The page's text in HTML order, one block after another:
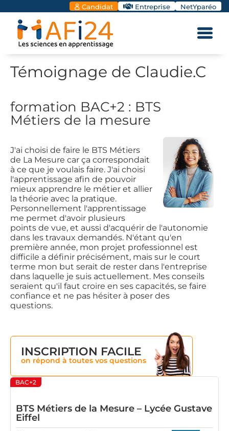
Candidat Entreprise NetYparéo
Témoignage de Claudie.C
formation BAC+2 : BTS
Métiers de la mesure
J'ai choisi de faire le BTS Métiers
de La Mesure car ça correspondait
à ce que je voulais faire. J'ai choisi
l'apprentissage afin de pouvoir
mieux apprendre le métier et allier
la théorie avec la pratique.
Personnellement l'apprentissage
me permet d'avoir plusieurs
points de vue, et aussi d'acquérir de l'autonomie
dans les travaux demandés. N'étant qu'en
première année, mon projet professionnel est
difficile a définir précisément, mais sur le court
terme mon but serait de rester dans l'entreprise
dans laquelle je suis actuellement. Mes conseils
seraient qu'il faut croire en ses capacités, se faire
confiance et ne pas hésiter à poser des
questions.
INSCRIPTION FACILE
on répond à toutes vos questions
BAC+2
BTS Métiers de la Mesure – Lycée Gustave
Eiffel